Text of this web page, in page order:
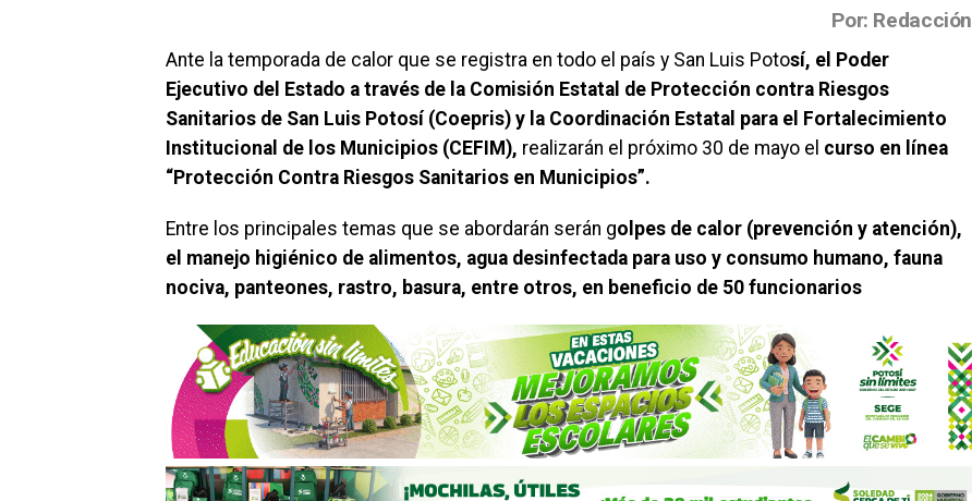
Por: Redacción
Ante la temporada de calor que se registra en todo el país y San Luis Potosí, el Poder
Ejecutivo del Estado a través de la Comisión Estatal de Protección contra Riesgos
Sanitarios de San Luis Potosí (Coepris) y la Coordinación Estatal para el Fortalecimiento
Institucional de los Municipios (CEFIM), realizarán el próximo 30 de mayo el curso en línea
“Protección Contra Riesgos Sanitarios en Municipios”.
Entre los principales temas que se abordarán serán golpes de calor (prevención y atención),
el manejo higiénico de alimentos, agua desinfectada para uso y consumo humano, fauna
nociva, panteones, rastro, basura, entre otros, en beneficio de 50 funcionarios